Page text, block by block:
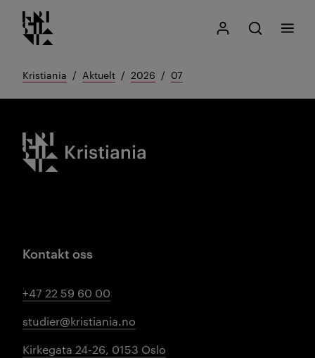
Gå
til
Kristiania logo
Mitt Kristiania
Åpne søk
Søk
Meny
Kristiania Aktuelt 2026 07
Kristiania logo
Kontakt oss
+47 22 59 60 00
studier@kristiania.no
Kirkegata 24-26, 0153 Oslo